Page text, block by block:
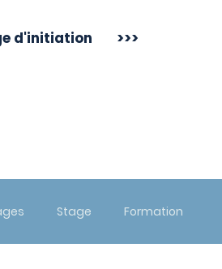
d'initiation >>>
Stage Formation